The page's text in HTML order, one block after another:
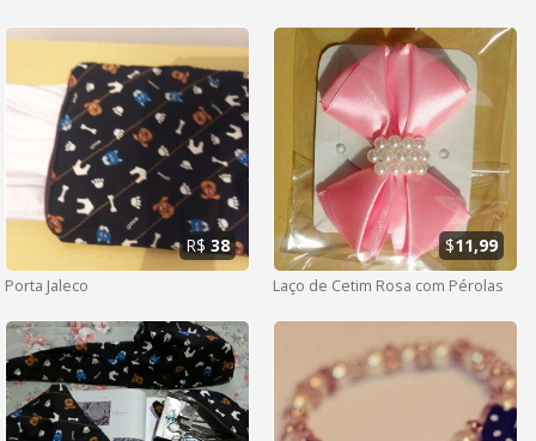
Porta Jaleco
R$ 38
Laço de Cetim Rosa com Pérolas
$11,99